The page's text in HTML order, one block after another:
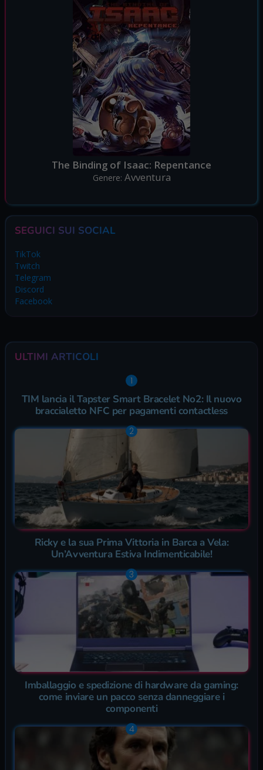
The Binding of Isaac: Repentance
Genere: Avventura
SEGUICI SUI SOCIAL
TikTok
Twitch
Telegram
Discord
Facebook
ULTIMI ARTICOLI
TIM lancia il Tapster Smart Bracelet No2: Il nuovo
braccialetto NFC per pagamenti contactless
Ricky e la sua Prima Vittoria in Barca a Vela:
Un’Avventura Estiva Indimenticabile!
Imballaggio e spedizione di hardware da gaming:
come inviare un pacco senza danneggiare i
componenti